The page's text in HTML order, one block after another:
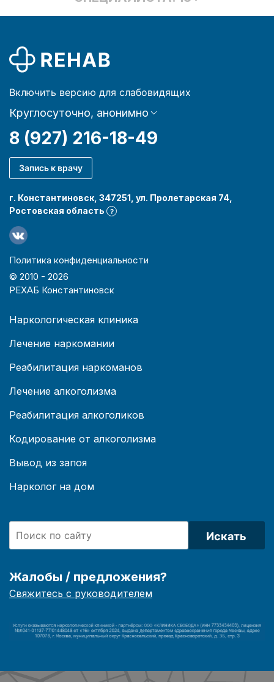
Включить версию для слабовидящих
Круглосуточно, анонимно
8 (927) 216-18-49
Запись к врачу
г. Константиновск, 347251, ул. Пролетарская 74,
Ростовская область
?
Политика конфиденциальности
© 2010 - 2026
РЕХАБ Константиновск
Наркологическая клиника
Лечение наркомании
Реабилитация наркоманов
Лечение алкоголизма
Реабилитация алкоголиков
Кодирование от алкоголизма
Вывод из запоя
Нарколог на дом
Искать
Жалобы / предложения?
Свяжитесь с руководителем